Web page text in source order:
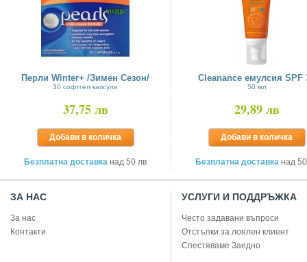
Перли Winter+ /Зимен Сезон/
30 софтгел капсули
37,75 лв
Добави в количка
Безплатна доставка над 50 лв
Cleanance емулсия SPF
50 мл
29,89 лв
Добави в количка
Безплатна доставка над
ЗА НАС
За нас
Контакти
УСЛУГИ И ПОДДРЪЖКА
Често задавани въпроси
Отстъпки за лоялен клиент
Спестяваме Заедно